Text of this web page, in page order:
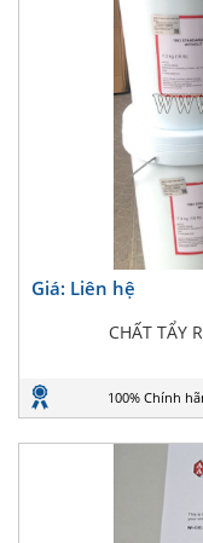
Giá: Liên hệ
CHẤT TẨY
100% Chính